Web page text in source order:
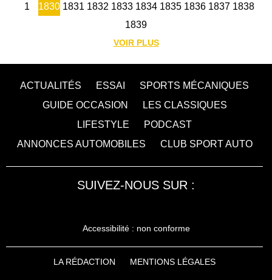
1 1830 1831 1832 1833 1834 1835 1836 1837 1838
1839
VOIR PLUS
ACTUALITÉS ESSAI
SPORTS MÉCANIQUES
GUIDE OCCASION
LES CLASSIQUES
LIFESTYLE
PODCAST
ANNONCES AUTOMOBILES
CLUB SPORT AUTO
SUIVEZ-NOUS SUR :
Accessibilité : non conforme
LA RÉDACTION MENTIONS LÉGALES